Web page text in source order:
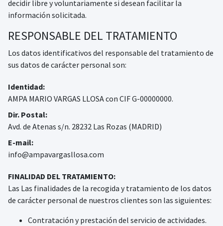
decidir libre y voluntariamente si desean facilitar la
información solicitada.
RESPONSABLE DEL TRATAMIENTO
Los datos identificativos del responsable del tratamiento de
sus datos de carácter personal son:
Identidad:
AMPA MARIO VARGAS LLOSA con CIF G-00000000.
Dir. Postal:
Avd. de Atenas s/n. 28232 Las Rozas (MADRID)
E-mail:
info@ampavargasllosa.com
FINALIDAD DEL TRATAMIENTO:
Las Las finalidades de la recogida y tratamiento de los datos
de carácter personal de nuestros clientes son las siguientes:
Contratación y prestación del servicio de actividades.